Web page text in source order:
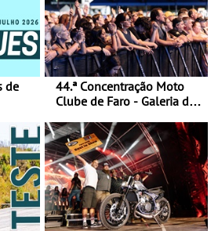
de
44.ª Concentração Moto
Clube de Faro - Galeria de